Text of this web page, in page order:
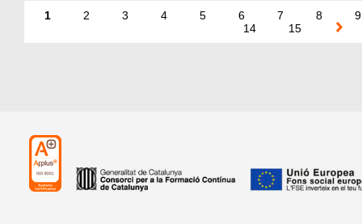
1 2 3 4 5 6 7 8
9
14
15